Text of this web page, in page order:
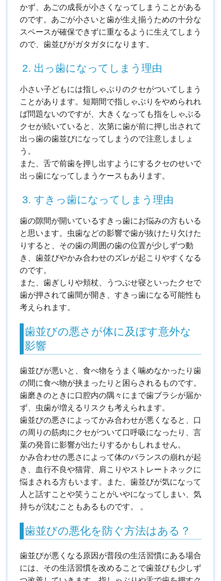
かず、あごの成長が小さくなってしまうことがある
のです。あごが小さいと歯が生え揃うための十分な
スペースが確保できずに重なるように生えてしまう
ので、歯並びがガタガタになります。
2. 出っ歯になってしまう理由
小さい子どもには指しゃぶりのクセがついてしまう
ことがあります。短期間で指しゃぶりをやめられれ
ば問題ないのですが、大きくなっても指をしゃぶる
クセが続いていると、次第に歯が前に押し出されて
出っ歯の歯並びになってしまうので注意しましょ
う。
また、舌で前歯を押し出すようにするクセのせいで
出っ歯になってしまうケースもあります。
3. すきっ歯になってしまう理由
歯の隙間が開いているすきっ歯にお悩みの方もいる
と思います。虫歯などの影響で歯が抜けたり欠けた
りすると、その歯の周囲の歯の位置が少しずつ動
き、歯並びやかみ合わせのズレが起こりやすくなる
のです。
また、歯ぎしりや頬杖、うつぶせ寝といったクセで
歯が押されて歯間が開き、すきっ歯になる可能性も
考えられます。
歯並びの悪さが体に及ぼす意外な
影響
歯並びが悪いと、食べ物をうまく噛めなかったり歯
の間に食べ物が挟まったりと困らされるものです。
歯磨きのときに口腔内の隅々にまで歯ブラシが届か
ず、虫歯が増えるリスクも考えられます。
歯並びの悪さによってかみ合わせが悪くなると、口
の周りの筋肉にクセがついて口呼吸になったり、言
葉の発音に影響が出たりするかもしれません。
かみ合わせの悪さによって体のバランスの崩れが起
き、血行不良や猫背、肩こりやストレートネックに
悩まされる方もいます。また、歯並びが気になって
人と話すことや笑うことがいやになってしまい、気
持ちが沈むこともあるものです。 。
歯並びの悪化を防ぐ方法はある？
歯並びが悪くなる原因が普段の生活習慣にある場合
には、その生活習慣を改めることで歯並びも少しず